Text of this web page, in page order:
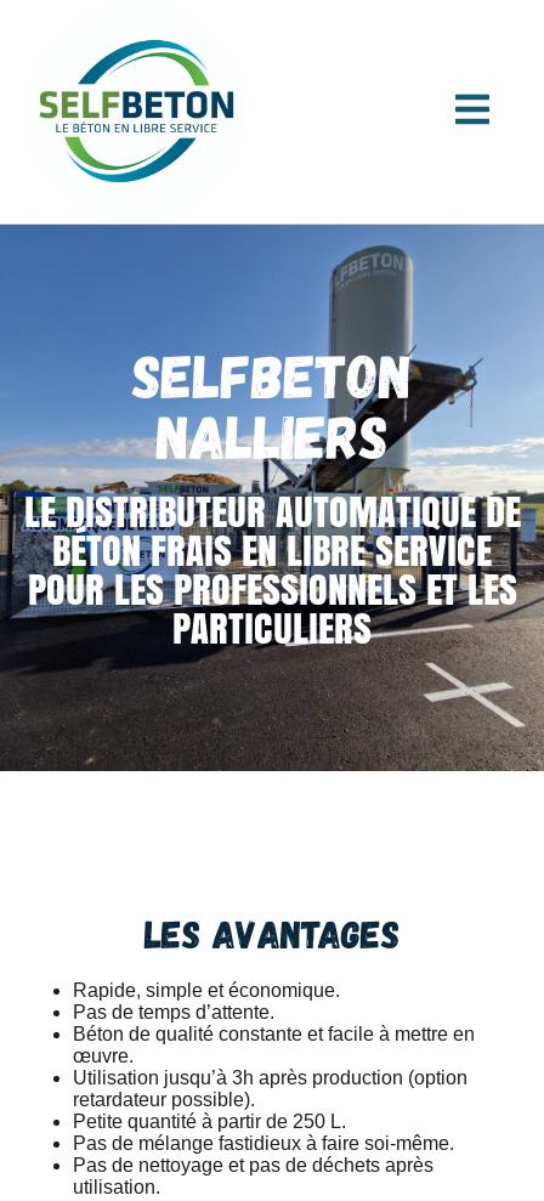
SELFBETON
NALLIERS
LE DISTRIBUTEUR AUTOMATIQUE DE
BÉTON FRAIS EN LIBRE SERVICE
POUR LES PROFESSIONNELS ET LES
PARTICULIERS
Les avantages
Rapide, simple et économique.
Pas de temps d’attente.
Béton de qualité constante et facile à mettre en
œuvre.
Utilisation jusqu’à 3h après production (option
retardateur possible).
Petite quantité à partir de 250 L.
Pas de mélange fastidieux à faire soi-même.
Pas de nettoyage et pas de déchets après
utilisation.